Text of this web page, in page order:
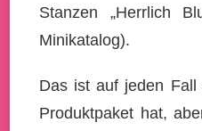
Stanzen „Herrlich
Minikatalog).
Das ist auf jeden
Produktpaket hat,